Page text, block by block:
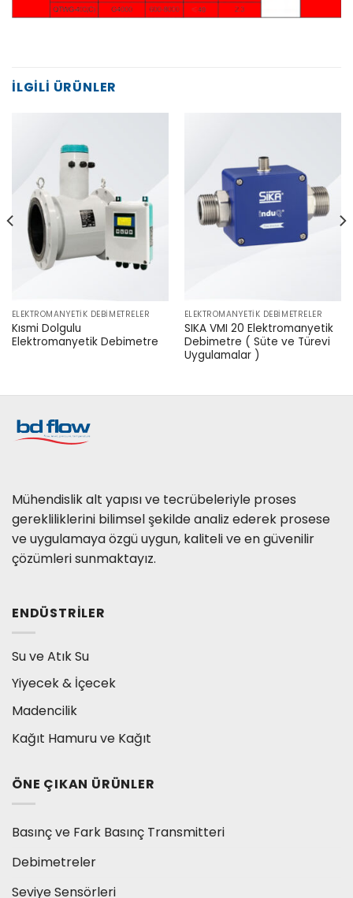
İLGILI ÜRÜNLER
ELEKTROMANYETIK DEBIMETRELER
Kısmi Dolgulu
Elektromanyetik Debimetre
ELEKTROMANYETIK DEBIMETRELER
SIKA VMI 20 Elektromanyetik
Debimetre ( Süte ve Türevi
Uygulamalar )
Mühendislik alt yapısı ve tecrübeleriyle proses
gerekliliklerini bilimsel şekilde analiz ederek prosese
ve uygulamaya özgü uygun, kaliteli ve en güvenilir
çözümleri sunmaktayız.
ENDÜSTRILER
Su ve Atık Su
Yiyecek & İçecek
Madencilik
Kağıt Hamuru ve Kağıt
ÖNE ÇIKAN ÜRÜNLER
Basınç ve Fark Basınç Transmitteri
Debimetreler
Seviye Sensörleri